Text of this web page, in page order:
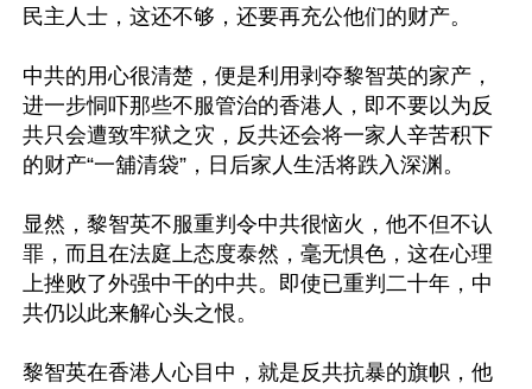
民主人士，这还不够，还要再充公他们的财产。
中共的用心很清楚，便是利用剥夺黎智英的家产，
进一步恫吓那些不服管治的香港人，即不要以为反
共只会遭致牢狱之灾，反共还会将一家人辛苦积下
的财产“一舖清袋”，日后家人生活将跌入深渊。
显然，黎智英不服重判令中共很恼火，他不但不认
罪，而且在法庭上态度泰然，毫无惧色，这在心理
上挫败了外强中干的中共。即使已重判二十年，中
共仍以此来解心头之恨。
黎智英在香港人心目中，就是反共抗暴的旗帜，他